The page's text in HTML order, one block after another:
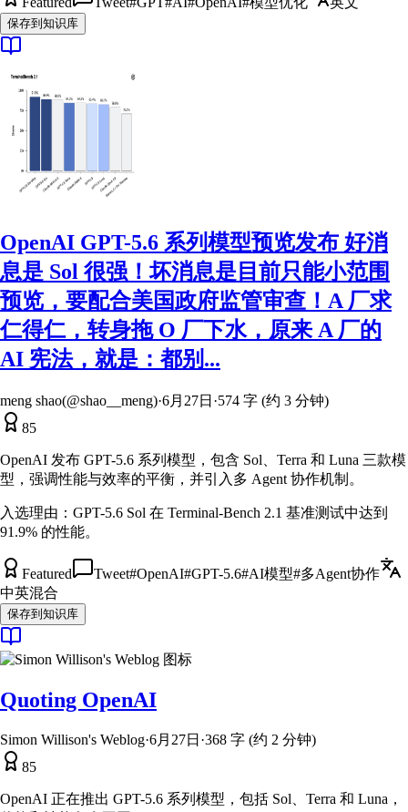
保存到知识库
OpenAI GPT-5.6 系列模型预览发布 好消
息是 Sol 很强！坏消息是目前只能小范围
预览，要配合美国政府监管审查！A 厂求
仁得仁，转身拖 O 厂下水，原来 A 厂的
AI 宪法，就是：都别...
meng shao(@shao__meng)·6月27日 ·574 字 (约 3 分钟)
85
OpenAI 发布 GPT-5.6 系列模型，包含 Sol、Terra 和 Luna 三款模
型，强调性能与效率的平衡，并引入多 Agent 协作机制。
入选理由： GPT-5.6 Sol 在 Terminal-Bench 2.1 基准测试中达到
91.9% 的性能。
Featured Tweet#OpenAI#GPT-5.6#AI模型#多Agent协作
中英混合
保存到知识库
Quoting OpenAI
Simon Willison's Weblog·6月27日 ·368 字 (约 2 分钟)
85
OpenAI 正在推出 GPT-5.6 系列模型，包括 Sol、Terra 和 Luna，